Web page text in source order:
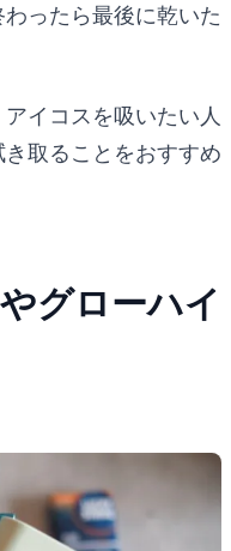
ったら最後に乾いた
イコスを吸いたい人
取ることをおすすめ
グローハイ